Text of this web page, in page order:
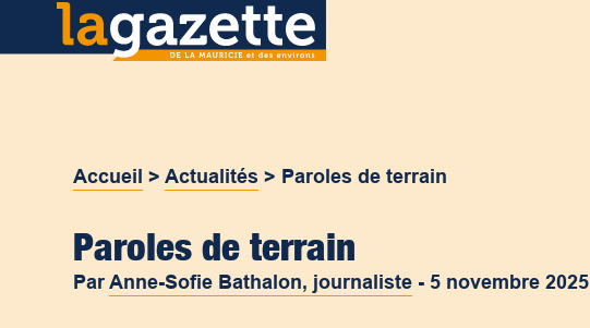
Accueil >Actualités > Paroles de terrain
Paroles de terrain
ParAnne-Sofie Bathalon, journaliste - 5 novembre 2025